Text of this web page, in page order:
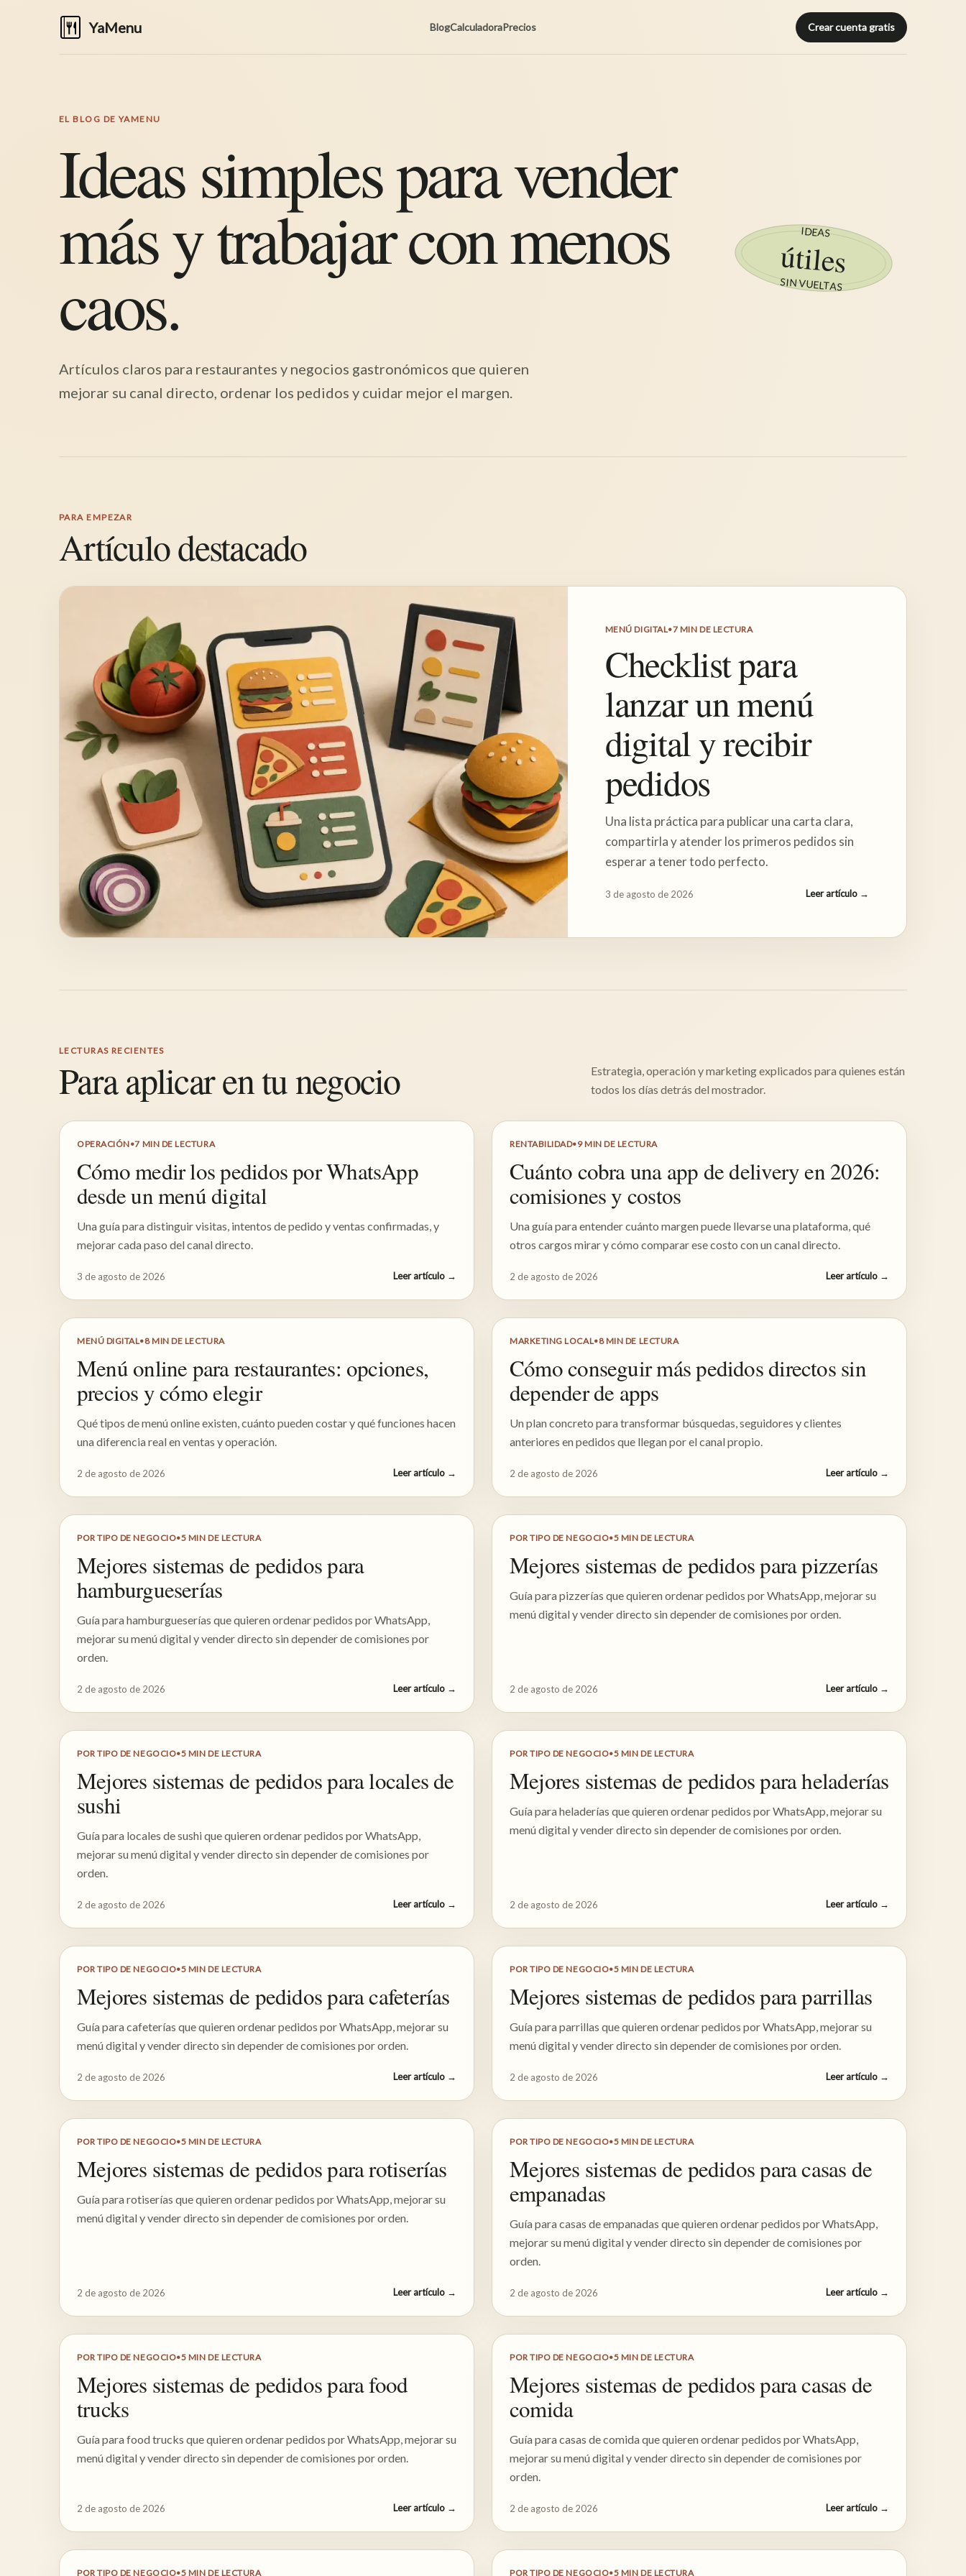
YaMenu BlogCalculadoraPrecios Crear cuenta gratis
EL BLOG DE YAMENU
Ideas simples para vender
más y trabajar con menos
caos.
Artículos claros para restaurantes y negocios gastronómicos que quieren
mejorar su canal directo, ordenar los pedidos y cuidar mejor el margen.
IDEAS
útiles
SIN VUELTAS
PARA EMPEZAR
Artículo destacado
MENÚ DIGITAL•7 MIN DE LECTURA
Checklist para
lanzar un menú
digital y recibir
pedidos
Una lista práctica para publicar una carta clara,
compartirla y atender los primeros pedidos sin
esperar a tener todo perfecto.
3 de agosto de 2026 Leer artículo →
LECTURAS RECIENTES
Para aplicar en tu negocio
Estrategia, operación y marketing explicados para quienes están
todos los días detrás del mostrador.
OPERACIÓN•7 MIN DE LECTURA
Cómo medir los pedidos por WhatsApp
desde un menú digital
Una guía para distinguir visitas, intentos de pedido y ventas confirmadas, y
mejorar cada paso del canal directo.
3 de agosto de 2026 Leer artículo →
RENTABILIDAD•9MIN DE LECTURA
Cuánto cobra una app de delivery en 2026:
comisiones y costos
Una guía para entender cuánto margen puede llevarse una plataforma, qué
otros cargos mirar y cómo comparar ese costo con un canal directo.
2 de agosto de 2026 Leer artículo →
MENÚ DIGITAL•8MIN DE LECTURA
Menú online para restaurantes: opciones,
precios y cómo elegir
Qué tipos de menú online existen, cuánto pueden costar y qué funciones hacen
una diferencia real en ventas y operación.
2 de agosto de 2026 Leer artículo →
MARKETING LOCAL•8MIN DE LECTURA
Cómo conseguir más pedidos directos sin
depender de apps
Un plan concreto para transformar búsquedas, seguidores y clientes
anteriores en pedidos que llegan por el canal propio.
2 de agosto de 2026 Leer artículo →
POR TIPO DE NEGOCIO•5 MIN DE LECTURA
Mejores sistemas de pedidos para
hamburgueserías
Guía para hamburgueserías que quieren ordenar pedidos por WhatsApp,
mejorar su menú digital y vender directo sin depender de comisiones por
orden.
2 de agosto de 2026 Leer artículo →
POR TIPO DE NEGOCIO•5 MIN DE LECTURA
Mejores sistemas de pedidos para pizzerías
Guía para pizzerías que quieren ordenar pedidos por WhatsApp, mejorar su
menú digital y vender directo sin depender de comisiones por orden.
2 de agosto de 2026 Leer artículo →
POR TIPO DE NEGOCIO•5 MIN DE LECTURA
Mejores sistemas de pedidos para locales de
sushi
Guía para locales de sushi que quieren ordenar pedidos por WhatsApp,
mejorar su menú digital y vender directo sin depender de comisiones por
orden.
2 de agosto de 2026 Leer artículo →
POR TIPO DE NEGOCIO•5 MIN DE LECTURA
Mejores sistemas de pedidos para heladerías
Guía para heladerías que quieren ordenar pedidos por WhatsApp, mejorar su
menú digital y vender directo sin depender de comisiones por orden.
2 de agosto de 2026 Leer artículo →
POR TIPO DE NEGOCIO•5 MIN DE LECTURA
Mejores sistemas de pedidos para cafeterías
Guía para cafeterías que quieren ordenar pedidos por WhatsApp, mejorar su
menú digital y vender directo sin depender de comisiones por orden.
2 de agosto de 2026 Leer artículo →
POR TIPO DE NEGOCIO•5 MIN DE LECTURA
Mejores sistemas de pedidos para parrillas
Guía para parrillas que quieren ordenar pedidos por WhatsApp, mejorar su
menú digital y vender directo sin depender de comisiones por orden.
2 de agosto de 2026 Leer artículo →
POR TIPO DE NEGOCIO•5 MIN DE LECTURA
Mejores sistemas de pedidos para rotiserías
Guía para rotiserías que quieren ordenar pedidos por WhatsApp, mejorar su
menú digital y vender directo sin depender de comisiones por orden.
2 de agosto de 2026 Leer artículo →
POR TIPO DE NEGOCIO•5 MIN DE LECTURA
Mejores sistemas de pedidos para casas de
empanadas
Guía para casas de empanadas que quieren ordenar pedidos por WhatsApp,
mejorar su menú digital y vender directo sin depender de comisiones por
orden.
2 de agosto de 2026 Leer artículo →
POR TIPO DE NEGOCIO•5 MIN DE LECTURA
Mejores sistemas de pedidos para food
trucks
Guía para food trucks que quieren ordenar pedidos por WhatsApp, mejorar su
menú digital y vender directo sin depender de comisiones por orden.
2 de agosto de 2026 Leer artículo →
POR TIPO DE NEGOCIO•5 MIN DE LECTURA
Mejores sistemas de pedidos para casas de
comida
Guía para casas de comida que quieren ordenar pedidos por WhatsApp,
mejorar su menú digital y vender directo sin depender de comisiones por
orden.
2 de agosto de 2026 Leer artículo →
POR TIPO DE NEGOCIO•5 MIN DE LECTURA POR TIPO DE NEGOCIO•5 MIN DE LECTURA